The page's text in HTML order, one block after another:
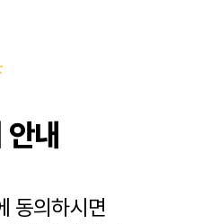
내
동의하시면